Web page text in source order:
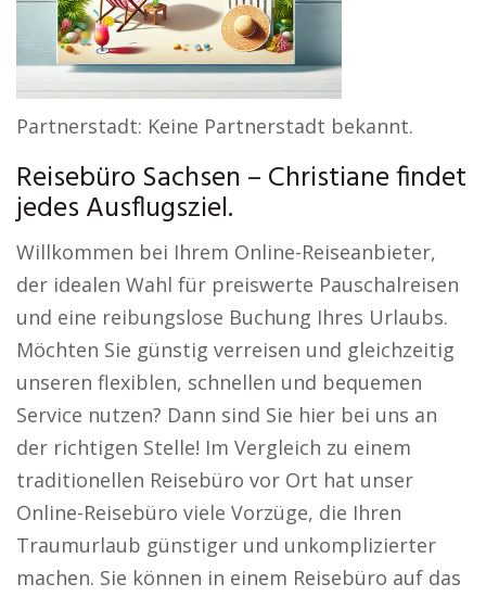
Partnerstadt: Keine Partnerstadt bekannt.
Reisebüro Sachsen – Christiane findet
jedes Ausflugsziel.
Willkommen bei Ihrem Online-Reiseanbieter,
der idealen Wahl für preiswerte Pauschalreisen
und eine reibungslose Buchung Ihres Urlaubs.
Möchten Sie günstig verreisen und gleichzeitig
unseren flexiblen, schnellen und bequemen
Service nutzen? Dann sind Sie hier bei uns an
der richtigen Stelle! Im Vergleich zu einem
traditionellen Reisebüro vor Ort hat unser
Online-Reisebüro viele Vorzüge, die Ihren
Traumurlaub günstiger und unkomplizierter
machen. Sie können in einem Reisebüro auf das